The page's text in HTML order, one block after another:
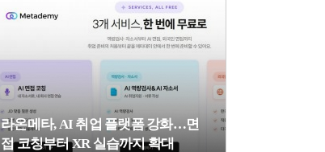
라온메타, AI 취업 플랫폼 강화…면
접 코칭부터 XR 실습까지 확대